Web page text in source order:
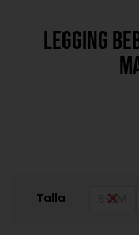
Legging
Talla 6-9M